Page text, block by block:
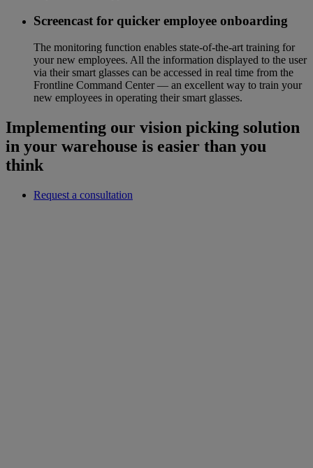
Screencast for quicker employee onboarding
The monitoring function enables state-of-the-art training for
your new employees. All the information displayed to the user
via their smart glasses can be accessed in real time from the
Frontline Command Center — an excellent way to train your
new employees in operating their smart glasses.
Implementing our vision picking solution
in your warehouse is easier than you
think
Request a consultation